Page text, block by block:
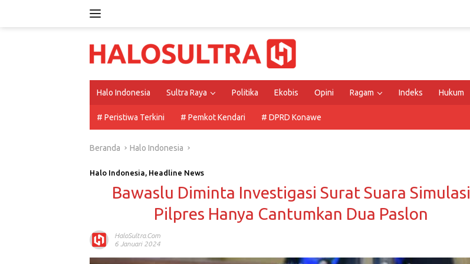
Halo Indonesia Sultra Raya Politika Ekobis Opini Ragam Indeks Hukum
# Peristiwa Terkini # Pemkot Kendari # DPRD Konawe
Beranda Halo Indonesia
Halo Indonesia, Headline News
Bawaslu Diminta Investigasi Surat Suara Simulasi
Pilpres Hanya Cantumkan Dua Paslon
HaloSultra.com
6 Januari 2024